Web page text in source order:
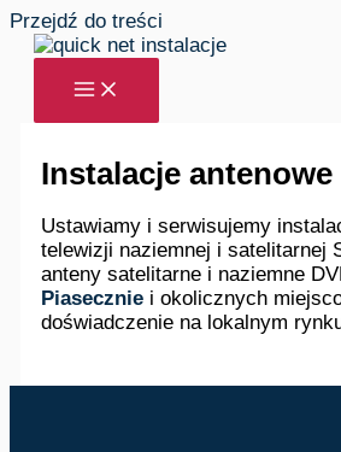
Przejdź do treści
Instalacje antenowe
Ustawiamy i serwisujemy
telewizji naziemnej i satelitarnej
anteny satelitarne i naziemne
Piasecznie i okolicznych
doświadczenie na lokalnym